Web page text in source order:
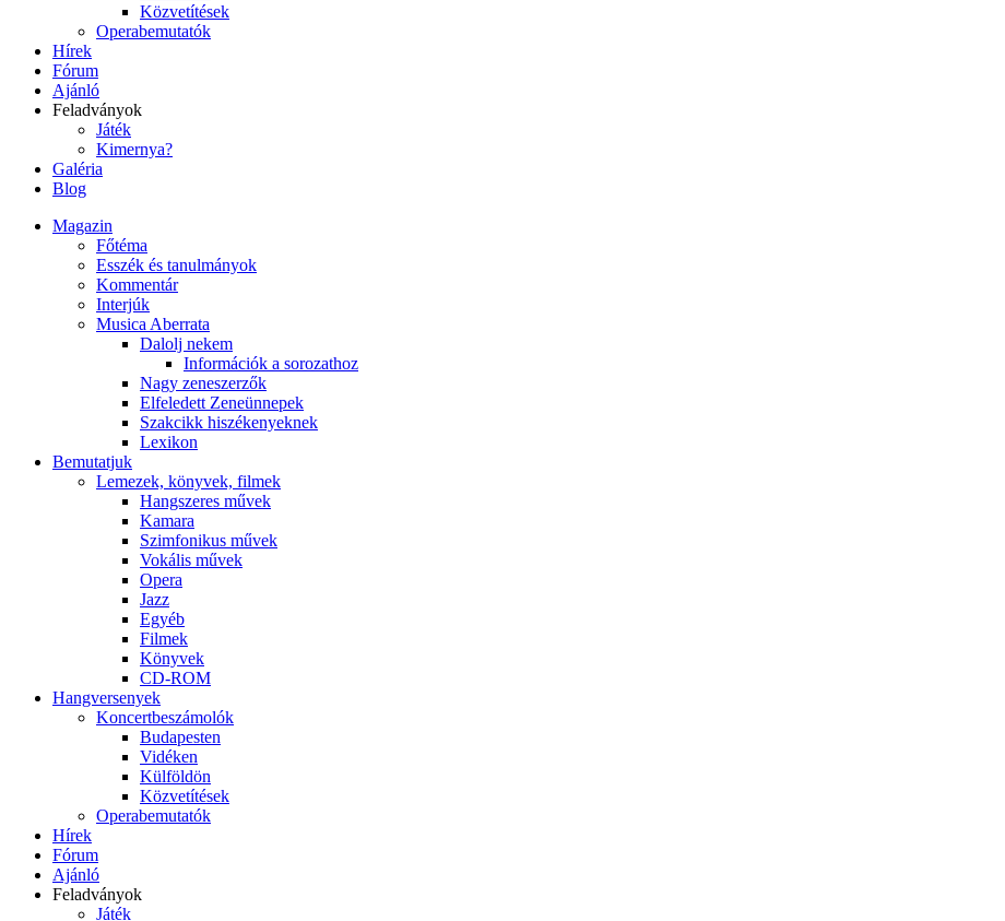
Közvetítések
Operabemutatók
Hírek
Fórum
Ajánló
Feladványok
Játék
Kimernya?
Galéria
Blog
Magazin
Főtéma
Esszék és tanulmányok
Kommentár
Interjúk
Musica Aberrata
Dalolj nekem
Információk a sorozathoz
Nagy zeneszerzők
Elfeledett Zeneünnepek
Szakcikk hiszékenyeknek
Lexikon
Bemutatjuk
Lemezek, könyvek, filmek
Hangszeres művek
Kamara
Szimfonikus művek
Vokális művek
Opera
Jazz
Egyéb
Filmek
Könyvek
CD-ROM
Hangversenyek
Koncertbeszámolók
Budapesten
Vidéken
Külföldön
Közvetítések
Operabemutatók
Hírek
Fórum
Ajánló
Feladványok
Játék